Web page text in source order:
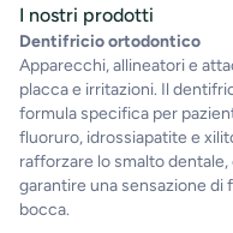
I nostri prodotti
Dentifricio ortodontico
Apparecchi, allineatori e
placca e irritazioni. Il
formula specifica per
fluoruro, idrossiapatite e
rafforzare lo smalto
garantire una sensazione di
bocca.